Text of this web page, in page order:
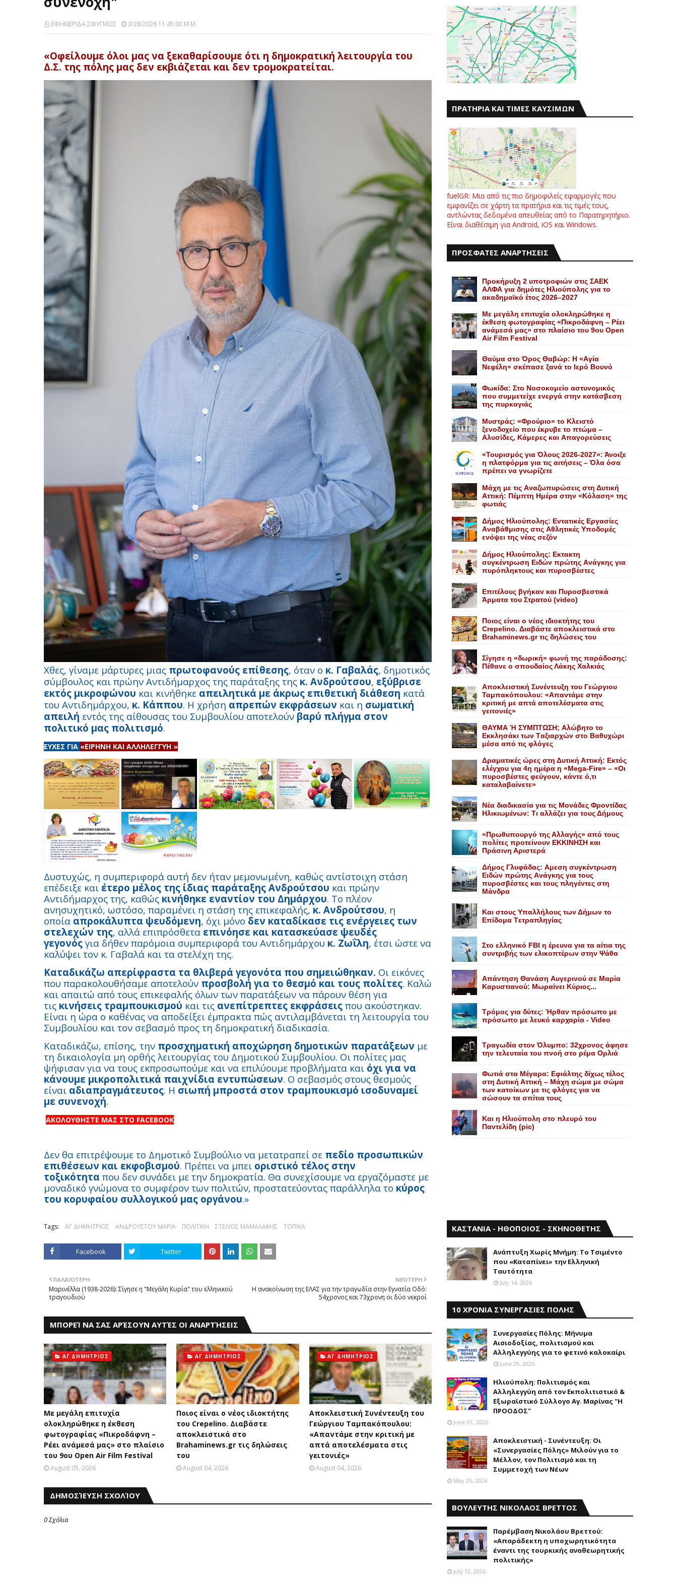
ΕΦΗΜΕΡΙΔΑ ΣΦΥΓΜΟΣ 3/28/2026 11:45:00 Μ.μ.
«Οφείλουμε όλοι μας να ξεκαθαρίσουμε ότι η δημοκρατική λειτουργία του
Δ.Σ. της πόλης μας δεν εκβιάζεται και δεν τρομοκρατείται.
Χθες, γίναμε μάρτυρες μιας πρωτοφανούς επίθεσης, όταν ο κ. Γαβαλάς, δημοτικός
σύμβουλος και πρώην Αντιδήμαρχος της παράταξης της κ. Ανδρούτσου, εξύβρισε
εκτός μικροφώνου και κινήθηκε απειλητικά με άκρως επιθετική διάθεση κατά
του Αντιδημάρχου, κ. Κάππου. Η χρήση απρεπών εκφράσεων και η σωματική
απειλή εντός της αίθουσας του Συμβουλίου αποτελούν βαρύ πλήγμα στον
πολιτικό μας πολιτισμό.
ΕΥΧΕΣ ΓΙΑ «ΕΙΡΗΝΗ ΚΑΙ ΑΛΛΗΛΕΓΓΥΗ »
Δυστυχώς, η συμπεριφορά αυτή δεν ήταν μεμονωμένη, καθώς αντίστοιχη στάση
επέδειξε και έτερο μέλος της ίδιας παράταξης Ανδρούτσου και πρώην
Αντιδήμαρχος της, καθώς κινήθηκε εναντίον του Δημάρχου. Το πλέον
ανησυχητικό, ωστόσο, παραμένει η στάση της επικεφαλής, κ. Ανδρούτσου, η
οποία απροκάλυπτα ψευδόμενη, όχι μόνο δεν καταδίκασε τις ενέργειες των
στελεχών της, αλλά επιπρόσθετα επινόησε και κατασκεύασε ψευδές
γεγονός για δήθεν παρόμοια συμπεριφορά του Αντιδημάρχου κ. Ζωΐλη, έτσι ώστε να
καλύψει τον κ. Γαβαλά και τα στελέχη της.
Καταδικάζω απερίφραστα τα θλιβερά γεγονότα που σημειώθηκαν. Οι εικόνες
που παρακολουθήσαμε αποτελούν προσβολή για το θεσμό και τους πολίτες. Καλώ
και απαιτώ από τους επικεφαλής όλων των παρατάξεων να πάρουν θέση για
τις κινήσεις τραμπουκισμού και τις ανεπίτρεπτες εκφράσεις που ακούστηκαν.
Είναι η ώρα ο καθένας να αποδείξει έμπρακτα πώς αντιλαμβάνεται τη λειτουργία του
Συμβουλίου και τον σεβασμό προς τη δημοκρατική διαδικασία.
Καταδικάζω, επίσης, την προσχηματική αποχώρηση δημοτικών παρατάξεων με
τη δικαιολογία μη ορθής λειτουργίας του Δημοτικού Συμβουλίου. Οι πολίτες μας
ψήφισαν για να τους εκπροσωπούμε και να επιλύουμε προβλήματα και όχι για να
κάνουμε μικροπολιτικά παιχνίδια εντυπώσεων. Ο σεβασμός στους θεσμούς
είναι αδιαπραγμάτευτος. Η σιωπή μπροστά στον τραμπουκισμό ισοδυναμεί
με συνενοχή.
ΑΚΟΛΟΥΘΗΣΤΕ ΜΑΣ ΣΤΟ FACEBOOK
Δεν θα επιτρέψουμε το Δημοτικό Συμβούλιο να μετατραπεί σε πεδίο προσωπικών
επιθέσεων και εκφοβισμού. Πρέπει να μπει οριστικό τέλος στην
τοξικότητα που δεν συνάδει με την δημοκρατία. Θα συνεχίσουμε να εργαζόμαστε με
μοναδικό γνώμονα το συμφέρον των πολιτών, προστατεύοντας παράλληλα το κύρος
του κορυφαίου συλλογικού μας οργάνου.»
Tags: ΑΓ ΔΗΜΗΤΡΙΟΣ ΑΝΔΡΟΥΣΤΟΥ ΜΑΡΙΑ ΠΟΛΙΤΙΚΗ ΣΤΕΛΙΟΣ ΜΑΜΑΛΑΚΗΣ ΤΟΠΙΚΑ
Facebook Twitter
ΝΕΌΤΕΡΗ
Η ανακοίνωση της ΕΛΑΣ για την τραγωδία στην Εγνατία Οδό:
54χρονος και 73χρονη οι δύο νεκροί
ΠΑΛΑΙΌΤΕΡΗ
Μαρινέλλα (1938-2026): Σίγησε η "Μεγάλη Κυρία" του ελληνικού
τραγουδιού
ΜΠΟΡΕΊ ΝΑ ΣΑΣ ΑΡΈΣΟΥΝ ΑΥΤΈΣ ΟΙ ΑΝΑΡΤΉΣΕΙΣ
ΑΓ ΔΗΜΗΤΡΙΟΣ
Με μεγάλη επιτυχία
ολοκληρώθηκε η έκθεση
φωτογραφίας «Πικροδάφνη –
Ρέει ανάμεσά μας» στο πλαίσιο
του 9ου Open Air Film Festival
August 05, 2026
ΑΓ ΔΗΜΗΤΡΙΟΣ
Ποιος είναι ο νέος ιδιοκτήτης
του Crepelino. Διαβάστε
αποκλειστικά στο
Brahaminews.gr τις δηλώσεις
του
August 04, 2026
ΑΓ ΔΗΜΗΤΡΙΟΣ
Αποκλειστική Συνέντευξη του
Γεώργιου Ταμπακόπουλου:
«Απαντάμε στην κριτική με
απτά αποτελέσματα στις
γειτονιές»
August 04, 2026
ΔΗΜΟΣΊΕΥΣΗ ΣΧΟΛΊΟΥ
0 Σχόλια
ΠΡΑΤΗΡΙΑ ΚΑΙ ΤΙΜΕΣ ΚΑΥΣΙΜΩΝ
fuelGR: Μια από τις πιο δημοφιλείς εφαρμογές που
εμφανίζει σε χάρτη τα πρατήρια και τις τιμές τους,
αντλώντας δεδομένα απευθείας από το Παρατηρητήριο.
Είναι διαθέσιμη για Android, iOS και Windows.
ΠΡΟΣΦΑΤΕΣ ΑΝΑΡΤΗΣΕΙΣ
Προκήρυξη 2 υποτροφιών στις ΣΑΕΚ
ΑΛΦΑ για δημότες Ηλιούπολης για το
ακαδημαϊκό έτος 2026–2027
Με μεγάλη επιτυχία ολοκληρώθηκε η
έκθεση φωτογραφίας «Πικροδάφνη – Ρέει
ανάμεσά μας» στο πλαίσιο του 9ου Open
Air Film Festival
Θαύμα στο Όρος Θαβώρ: H «Aγία
Nεφέλη» σκέπασε ξανά το Iερό Bουνό
Φωκίδα: Στο Νοσοκομείο αστυνομικός
που συμμετείχε ενεργά στην κατάσβεση
της πυρκαγιάς
Mυστράς: «Φρούριο» το Kλειστό
ξενοδοχείο που έκρυβε το πτώμα –
Aλυσίδες, Kάμερες και Aπαγορεύσεις
«Τουρισμός για Όλους 2026-2027»: Άνοιξε
η πλατφόρμα για τις αιτήσεις – Όλα όσα
πρέπει να γνωρίζετε
Mάχη με τις Aναζωπυρώσεις στη Δυτική
Aττική: Πέμπτη Hμέρα στην «Kόλαση» της
φωτιάς
Δήμος Ηλιούπολης: Eντατικές Eργασίες
Aναβάθμισης στις Aθλητικές Yποδομές
ενόψει της νέας σεζόν
Δήμος Ηλιούπολης: Eκτακτη
συγκέντρωση Eιδών πρώτης Aνάγκης για
πυρόπληκτους και πυροσβέστες
Επιτέλους βγήκαν και Πυροσβεστικά
Άρματα του Στρατού (video)
Ποιος είναι ο νέος ιδιοκτήτης του
Crepelino. Διαβάστε αποκλειστικά στο
Brahaminews.gr τις δηλώσεις του
Σίγησε η «δωρική» φωνή της παράδοσης:
Πέθανε o σπουδαίος Λάκης Xαλκιάς
Αποκλειστική Συνέντευξη του Γεώργιου
Ταμπακόπουλου: «Απαντάμε στην
κριτική με απτά αποτελέσματα στις
γειτονιές»
ΘΑΥΜΑ Ή ΣΥΜΠΤΩΣΗ; Aλώβητο το
Eκκλησάκι των Tαξιαρχών στο Bαθυχώρι
μέσα από τις φλόγες
Δραματικές ώρες στη Δυτική Αττική: Εκτός
ελέγχου για 4η ημέρα η «Mega-Fire» – «Οι
πυροσβέστες φεύγουν, κάντε ό,τι
καταλαβαίνετε»
Nέα διαδικασία για τις Mονάδες Φροντίδας
Hλικιωμένων: Tι αλλάζει για τους Δήμους
«Πρωθυπουργό της Αλλαγής» από τους
πολίτες προτείνουν EKKINHΣΗ και
Πράσινη Αριστερά
Δήμος Γλυφάδας: Aμεση συγκέντρωση
Eιδών πρώτης Aνάγκης για τους
πυροσβέστες και τους πληγέντες στη
Mάνδρα
Kαι στους Yπαλλήλους των Δήμων το
Eπίδομα Tετραπληγίας
Στο ελληνικό FBI η έρευνα για τα αίτια της
συντριβής των ελικοπτέρων στην Ψάθα
Aπάντηση Θανάση Aυγερινού σε Mαρία
Kαρυστιανού: Mωραίνει Kύριος...
Τρόμος για δύτες: Ήρθαν πρόσωπο με
πρόσωπο με λευκό καρχαρία - Video
Τραγωδία στον Όλυμπο: 32χρονος άφησε
την τελευταία του πνοή στο ρέμα Ορλιά
Φωτιά στα Μέγαρα: Εφιάλτης δίχως τέλος
στη Δυτική Αττική – Μάχη σώμα με σώμα
των κατοίκων με τις φλόγες για να
σώσουν τα σπίτια τους
Και η Ηλιούπολη στο πλευρό του
Παντελίδη (pic)
ΚΑΣΤΑΝΙΑ - ΗΘΟΠΟΙΟΣ - ΣΚΗΝΟΘΕΤΗΣ
Aνάπτυξη Xωρίς Mνήμη: Το Τσιμέντο
που «Καταπίνει» την Ελληνική
Ταυτότητα
July 14, 2026
10 ΧΡΟΝΙΑ ΣΥΝΕΡΓΑΣΙΕΣ ΠΟΛΗΣ
Συνεργασίες Πόλης: Mήνυμα
Aισιοδοξίας, πολιτισμού και
Aλληλεγγύης για το φετινό καλοκαίρι
June 29, 2026
Ηλιούπολη: Πολιτισμός και
Aλληλεγγύη από τον Εκπολιτιστικό &
Εξωραϊστικό Σύλλογο Αγ. Μαρίνας "Η
ΠΡΟΟΔΟΣ"
June 01, 2026
Αποκλειστική - Συνέντευξη: Οι
«Συνεργασίες Πόλης» Μιλούν για το
Μέλλον, τον Πολιτισμό και τη
Συμμετοχή των Νέων
May 25, 2026
ΒΟΥΛΕΥΤΗΣ ΝΙΚΟΛΑΟΣ ΒΡΕΤΤΟΣ
Παρέμβαση Nικολάου Bρεττού:
«Aπαράδεκτη η υποχωρητικότητα
έναντι της τουρκικής αναθεωρητικής
πολιτικής»
July 12, 2026